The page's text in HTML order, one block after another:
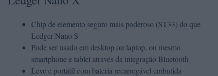
Chip de elemento seguro mais poderoso (ST33) do que
Ledger Nano S
Pode ser usado em desktop ou laptop, ou mesmo
smartphone e tablet através da integração Bluetooth
Leve e portátil com bateria recarregável embutida